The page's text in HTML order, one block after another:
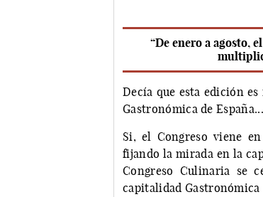
“De enero a agosto,
Decía que esta edición
Gastronómica de
Si, el Congreso viene
fijando la mirada en la
Congreso Culinaria se
capitalidad